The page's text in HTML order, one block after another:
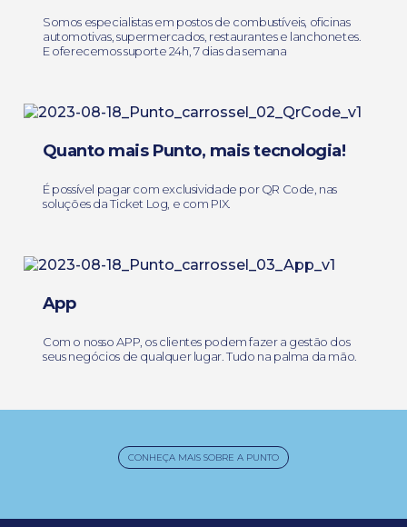
Somos especialistas em postos de combustíveis, oficinas
automotivas, supermercados, restaurantes e lanchonetes.
E oferecemos suporte 24h, 7 dias da semana
Quanto mais Punto, mais tecnologia!
É possível pagar com exclusividade por QR Code, nas
soluções da Ticket Log, e com PIX.
App
Com o nosso APP, os clientes podem fazer a gestão dos
seus negócios de qualquer lugar. Tudo na palma da mão.
CONHEÇA MAIS SOBRE A PUNTO